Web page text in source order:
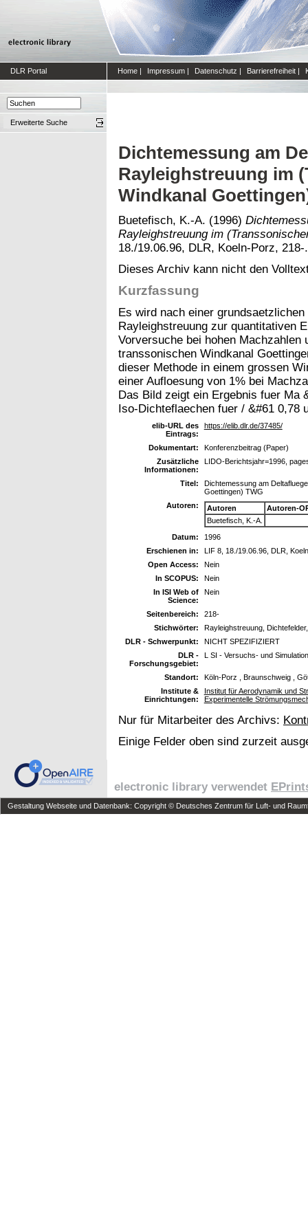
DLR Portal Home | Impressum | Datenschutz | Barrierefreiheit |
Erweiterte Suche
Dichtemessung am
Rayleighstreuung im
Windkanal
Buetefisch, K.-A. (1996)
Rayleighstreuung im
18./19.06.96, DLR, Koeln-Porz, 218-.
Dieses Archiv kann nicht den
Kurzfassung
Es wird nach einer
Rayleighstreuung zur quantitativen
Vorversuche bei hohen
transsonischen Windkanal
dieser Methode in einem grossen
einer Aufloesung von 1% bei
Das Bild zeigt ein Ergebnis fuer Ma
Iso-Dichteflaechen fuer / &#61 0,78
elib-URL des
Eintrags:
https://elib.dlr.de/37485/
Dokumentart:
Konferenzbeitrag (Paper)
Zusätzliche
Informationen:
LIDO-Berichtsjahr=1996,
Titel:
Dichtemessung am
Goettingen) TWG
Autoren:
Autoren
Autoren-
Buetefisch, K.-A.
Datum:
1996
Erschienen in:
LIF 8, 18./19.06.96, DLR,
Open Access:
Nein
In SCOPUS:
Nein
In ISI Web of
Science:
Nein
Seitenbereich:
218-
Stichwörter:
Rayleighstreuung,
DLR - Schwerpunkt:
NICHT SPEZIFIZIERT
DLR -
Forschungsgebiet:
L SI - Versuchs- und
Standort:
Köln-Porz , Braunschweig ,
Institute &
Einrichtungen:
Institut für Aerodynamik und
Experimentelle
Nur für Mitarbeiter des Archivs:
Einige Felder oben sind zurzeit
electronic library verwendet
Gestaltung Webseite und Datenbank: Copyright © Deutsches Zentrum für Luft- und